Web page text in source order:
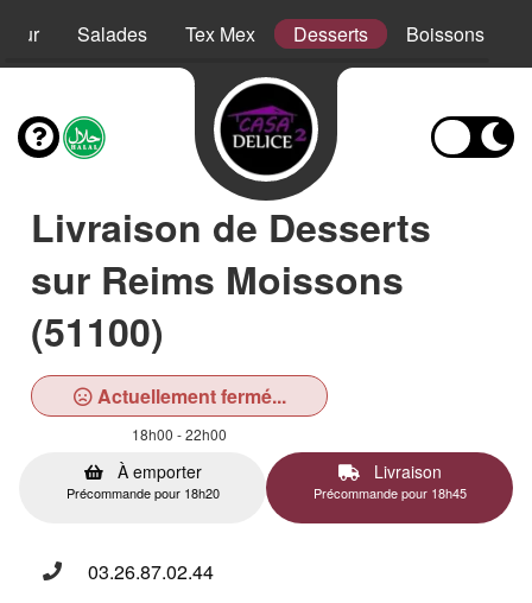
Salades Tex Mex Desserts Boissons
Livraison de Desserts
sur Reims Moissons
(51100)
Actuellement fermé...
18h00 - 22h00
À emporter
Précommande pour 18h20
Livraison
Précommande pour 18h45
03.26.87.02.44